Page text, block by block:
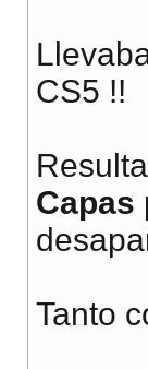
CS5 !!
Capas
Tanto